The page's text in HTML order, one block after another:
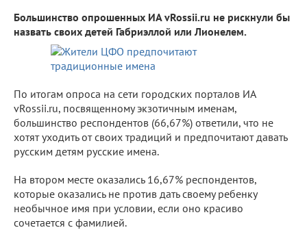
Большинство опрошенных ИА vRossii.ru не рискнули бы
назвать своих детей Габриэллой или Лионелем.
По итогам опроса на сети городских порталов ИА
vRossii.ru, посвященному экзотичным именам,
большинство респондентов (66,67%) ответили, что не
хотят уходить от своих традиций и предпочитают давать
русским детям русские имена.
На втором месте оказались 16,67% респондентов,
которые оказались не против дать своему ребенку
необычное имя при условии, если оно красиво
сочетается с фамилией.